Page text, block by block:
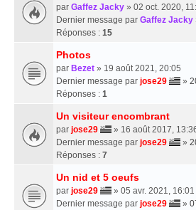
par Gaffez Jacky » 02 oct. 2020,
Dernier message par Gaffez Jacky
Réponses : 15
Photos
par Bezet » 19 août 2021, 20:05
Dernier message par jose29 »
Réponses : 1
Un visiteur encombrant
par jose29
» 16 août 2017,
Dernier message par jose29 »
Réponses : 7
Un nid et 5 oeufs
par jose29
» 05 avr. 2021, 16:01
Dernier message par jose29 »